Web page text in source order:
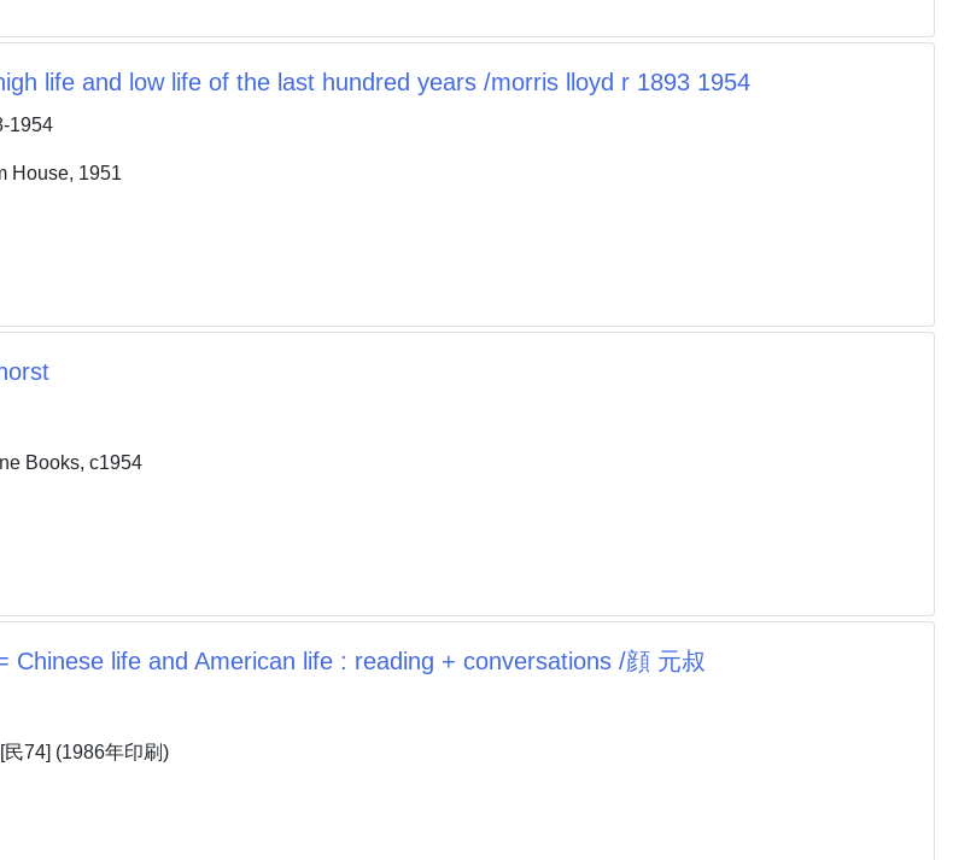
life and low life of the last hundred years /morris lloyd r 1893 1954
1954
House, 1951
Books, c1954
Chinese life and American life : reading + conversations /顔 元叔
74] (1986年印刷)